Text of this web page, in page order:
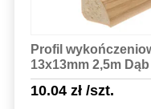
Profil
13x13mm 2,5m
10.04 zł/szt.